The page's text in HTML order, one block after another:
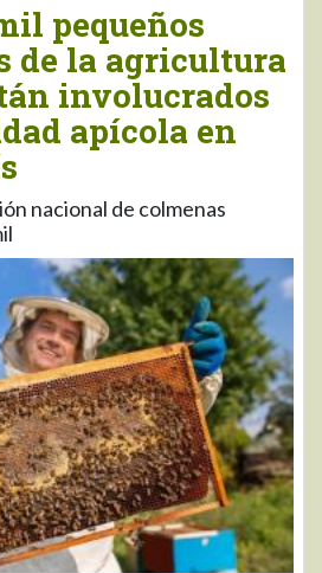
pequeños
de la agricultura
involucrados
apícola en
nacional de colmenas